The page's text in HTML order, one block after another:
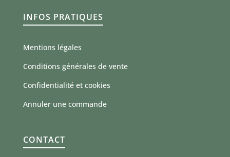
INFOS PRATIQUES
Mentions légales
Conditions générales de vente
Confidentialité et cookies
Annuler une commande
CONTACT